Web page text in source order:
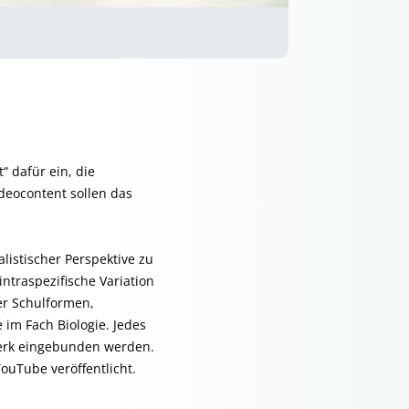
dafür ein, die
sollen das
Perspektive zu
Variation
Schulformen,
Fach Biologie. Jedes
eingebunden werden.
veröffentlicht.